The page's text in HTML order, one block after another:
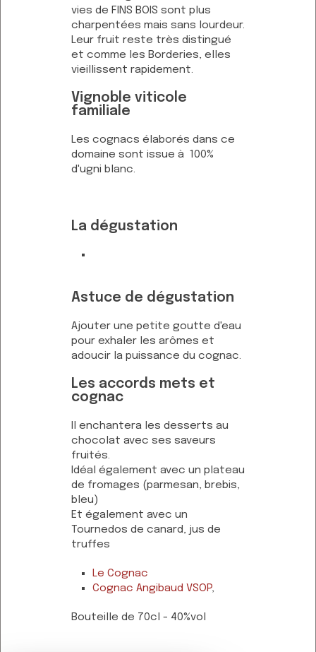
vies de FINS BOIS sont plus
charpentées mais sans lourdeur.
Leur fruit reste très distingué
et comme les Borderies, elles
vieillissent rapidement.
Vignoble viticole
familiale
Les cognacs élaborés dans ce
domaine sont issue à 100%
d'ugni blanc.
La dégustation
Astuce de dégustation
Ajouter une petite goutte d'eau
pour exhaler les arômes et
adoucir la puissance du cognac.
Les accords mets et
cognac
Il enchantera les desserts au
chocolat avec ses saveurs
fruités.
Idéal également avec un plateau
de fromages (parmesan, brebis,
bleu)
Et également avec un
Tournedos de canard, jus de
truffes
Le Cognac
Cognac Angibaud VSOP,
Bouteille de 70cl - 40%vol